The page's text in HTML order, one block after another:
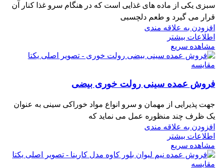
سبزی یکی از ماده های غذایی است که در هنگام سرو غذا کنار آن
قرار می گیرد و طعم دلچسبی
افزودن به علاقه مندی
اطلاعات بیشتر
مشاهده سریع
مقایسه
فروش عمده سینی رولت خوری بیضی
جهت پذیرایی از مهمان و سرو انواع مواد خوراکی سینی به عنوان
یک ظرف چند منظوره عمل می نماید که
افزودن به علاقه مندی
اطلاعات بیشتر
مشاهده سریع
مقایسه